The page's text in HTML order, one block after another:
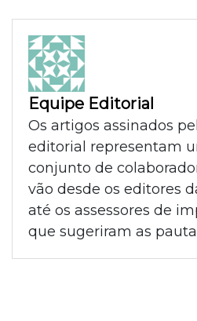
Equipe Editorial
Os artigos assinados
editorial representam
conjunto de
vão desde os editores
até os assessores de
que sugeriram as